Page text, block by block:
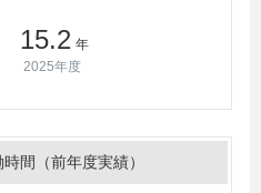
15.2 年
2025年度
間（前年度実績）